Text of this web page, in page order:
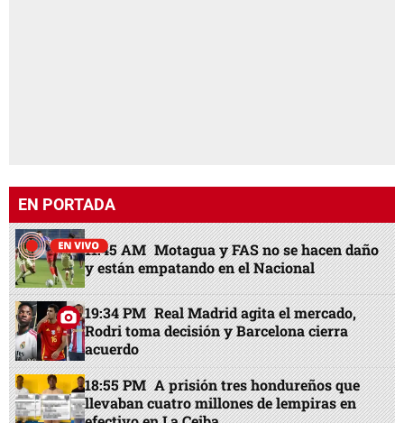
EN PORTADA
11:45 AM Motagua y FAS no se hacen daño
y están empatando en el Nacional
19:34 PM Real Madrid agita el mercado,
Rodri toma decisión y Barcelona cierra
acuerdo
18:55 PM A prisión tres hondureños que
llevaban cuatro millones de lempiras en